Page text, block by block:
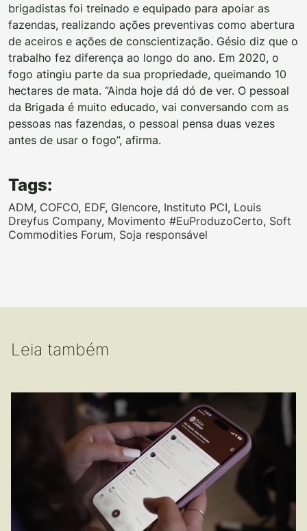
brigadistas foi treinado e equipado para apoiar as
fazendas, realizando ações preventivas como abertura
de aceiros e ações de conscientização. Gésio diz que o
trabalho fez diferença ao longo do ano. Em 2020, o
fogo atingiu parte da sua propriedade, queimando 10
hectares de mata. “Ainda hoje dá dó de ver. O pessoal
da Brigada é muito educado, vai conversando com as
pessoas nas fazendas, o pessoal pensa duas vezes
antes de usar o fogo”, afirma.
Tags:
ADM, COFCO, EDF, Glencore, Instituto PCI, Louis
Dreyfus Company, Movimento #EuProduzoCerto, Soft
Commodities Forum, Soja responsável
Leia também